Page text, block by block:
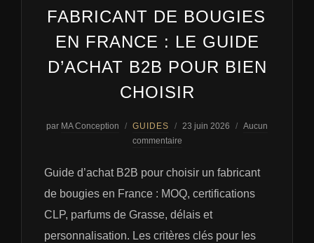
FABRICANT DE BOUGIES
EN FRANCE : LE GUIDE
D’ACHAT B2B POUR BIEN
CHOISIR
par MA Conception GUIDES
Publié
23 juin 2026
Aucun
commentaire
Guide d’achat B2B pour choisir un fabricant
de bougies en France : MOQ, certifications
CLP, parfums de Grasse, délais et
personnalisation. Les critères clés pour les